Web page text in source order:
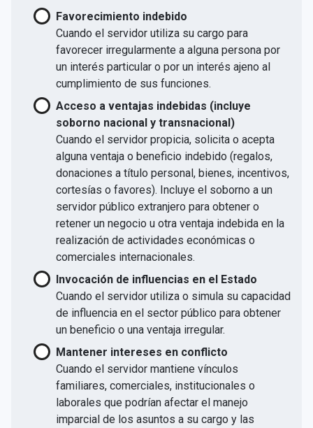
Favorecimiento indebido
Cuando el servidor utiliza su cargo para
favorecer irregularmente a alguna persona por
un interés particular o por un interés ajeno al
cumplimiento de sus funciones.
Acceso a ventajas indebidas (incluye
soborno nacional y transnacional)
Cuando el servidor propicia, solicita o acepta
alguna ventaja o beneficio indebido (regalos,
donaciones a título personal, bienes, incentivos,
cortesías o favores). Incluye el soborno a un
servidor público extranjero para obtener o
retener un negocio u otra ventaja indebida en la
realización de actividades económicas o
comerciales internacionales.
Invocación de influencias en el Estado
Cuando el servidor utiliza o simula su capacidad
de influencia en el sector público para obtener
un beneficio o una ventaja irregular.
Mantener intereses en conflicto
Cuando el servidor mantiene vínculos
familiares, comerciales, institucionales o
laborales que podrían afectar el manejo
imparcial de los asuntos a su cargo y las